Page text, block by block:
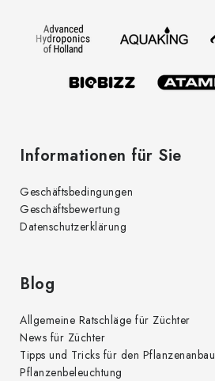
Informationen für Sie
Geschäftsbedingungen
Geschäftsbewertung
Datenschutzerklärung
Blog
Allgemeine Ratschläge für Züchter
News für Züchter
Tipps und Tricks für den Pflanzenanbau
Pflanzenbeleuchtung